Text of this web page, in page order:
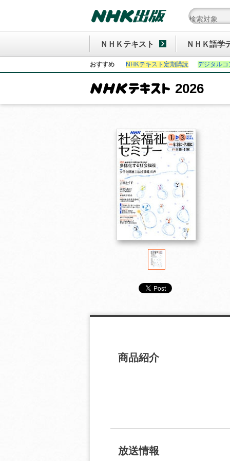
ＮＨＫテキスト ＮＨＫ語学
おすすめ NHKテキスト定期購読 デジタル
2026
商品紹介
放送情報